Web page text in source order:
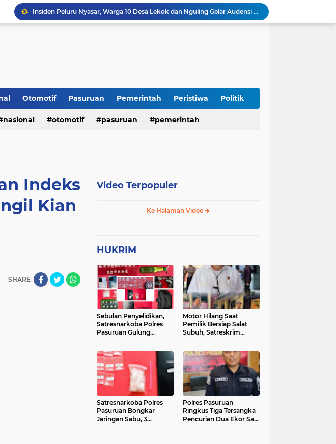
Insiden Peluru Nyasar, Warga 10 Desa Lekok dan Nguling Gelar Audensi dengan Bupati Pasuruan
Harganas ke-33 Bupati Pasuruan dan Ketua TP PKK Terima Penghargaan Nasional Bidang Kependudukan
Terjaring Razia Forkopimda, Tiga Penjual Miras Ilegal di Sidoarjo Divonis Bersalah
Otomotif Pasuruan Pemerintah Peristiwa Politik
nasional otomotif pasuruan pemerintah
Indeks
Kian
SHARE
Video Terpopuler
Ke Halaman Video
HUKRIM
Sebulan Penyelidikan,
Satresnarkoba Polres
Pasuruan Gulung
Motor Hilang Saat
Pemilik Bersiap Salat
Subuh, Satreskrim
Satresnarkoba Polres
Pasuruan Bongkar
Jaringan Sabu, 3
Polres Pasuruan
Ringkus Tiga Tersangka
Pencurian Dua Ekor Sapi